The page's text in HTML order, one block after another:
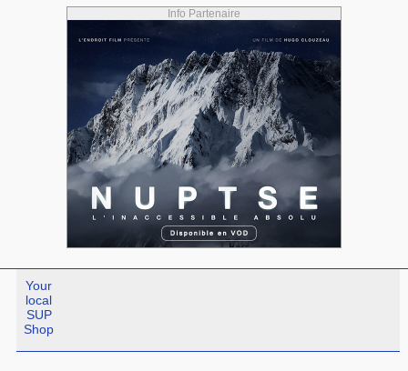
Info Partenaire
Your
local
SUP
Shop